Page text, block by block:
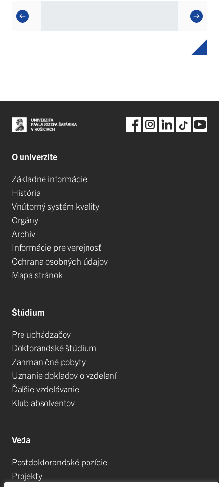
O univerzite
Základné informácie
História
Vnútorný systém kvality
Orgány
Archív
Informácie pre verejnosť
Ochrana osobných údajov
Mapa stránok
Štúdium
Pre uchádzačov
Doktorandské štúdium
Zahrnaničné pobyty
Uznanie dokladov o vzdelaní
Ďalšie vzdelávanie
Klub absolventov
Veda
Postdoktorandské pozície
Projekty